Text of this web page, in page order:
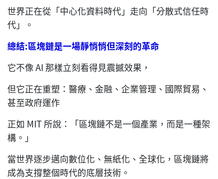
世界正在從「中心化資料時代」走向「分散式信任時
代」。
總結:區塊鏈是一場靜悄悄但深刻的革命
它不像 AI 那樣立刻看得見震撼效果，
但它正在重塑：醫療、金融、企業管理、國際貿易、
甚至政府運作
正如 MIT 所說：「區塊鏈不是一個產業，而是一種架
構。」
當世界逐步邁向數位化、無紙化、全球化，區塊鏈將
成為支撐整個時代的底層技術。